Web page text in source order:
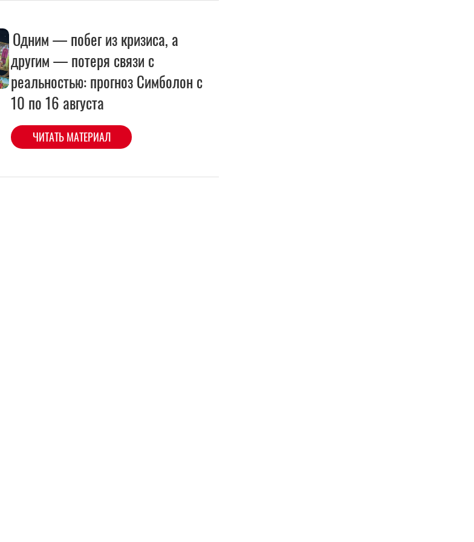
Одним — побег из кризиса, а
другим — потеря связи с
реальностью: прогноз Симболон с
10 по 16 августа
ЧИТАТЬ МАТЕРИАЛ